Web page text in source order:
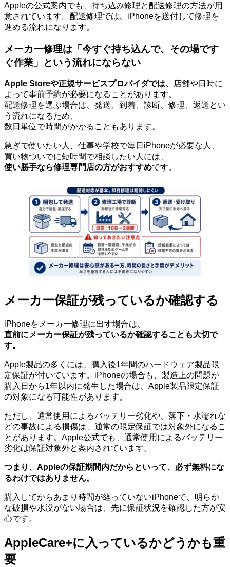
Appleの公式案内でも、持ち込み修理と配送修理の方法が用
意されています。配送修理では、iPhoneを送付して修理を
進める流れになります。
メーカー修理は「今すぐ持ち込んで、その場です
ぐ作業」という流れにならない
Apple Storeや正規サービスプロバイダでは、
店舗や日時に
よって事前予約が必要になることがあります。
配送修理を選ぶ場合は、発送、到着、診断、修理、返送とい
う流れになるため、
数日単位で時間がかかることもあります。
急ぎで使いたい人、仕事や学校で毎日iPhoneが必要な人、
買い物ついでに短時間で相談したい人には、
使い勝手なら修理専門店の方がおすすめです。
メーカー保証が残っているか確認する
iPhoneをメーカー修理に出す場合は、
直前にメーカー保証が残っているか確認することも大切で
す。
Apple製品の多くには、購入後1年間のハードウェア製品限
定保証が付いています。iPhoneの場合も、製造上の問題が
購入日から1年以内に発生した場合は、Apple製品限定保証
の対象になる可能性があります。
ただし、通常使用によるバッテリー劣化や、落下・水濡れな
どの事故による損傷は、通常の限定保証では対象外になるこ
とがあります。Apple公式でも、通常使用によるバッテリー
劣化は保証対象外と案内されています。
つまり、Appleの保証期間内だからといって、必ず無料にな
るわけではありません。
購入してからあまり時間が経っていないiPhoneで、明らか
な破損や水没がない場合は、先に保証状況を確認した方が安
心です。
AppleCare+に入っているかどうかも重
要